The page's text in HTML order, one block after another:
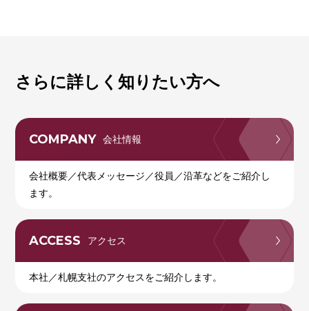
さらに詳しく知りたい方へ
COMPANY 会社情報
会社概要／代表メッセージ／役員／沿革などをご紹介し
ます。
ACCESS アクセス
本社／札幌支社のアクセスをご紹介します。